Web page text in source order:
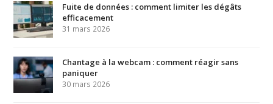
Fuite de données : comment limiter les dégâts
efficacement
31 mars 2026
Chantage à la webcam : comment réagir sans
paniquer
30 mars 2026